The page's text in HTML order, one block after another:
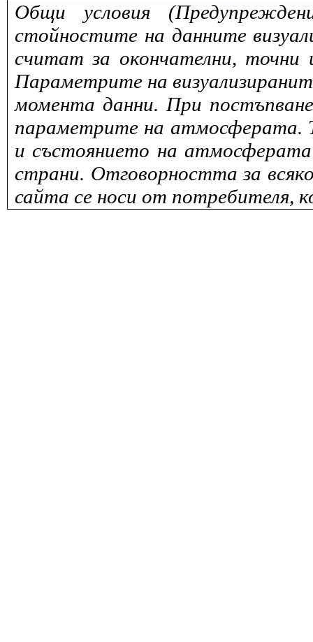
Общи условия
стойностите на данните
считат за окончателни,
Параметрите на
момента данни. При
параметрите на атмосферата.
и състоянието на
страни. Отговорността за
сайта се носи от потребителя,